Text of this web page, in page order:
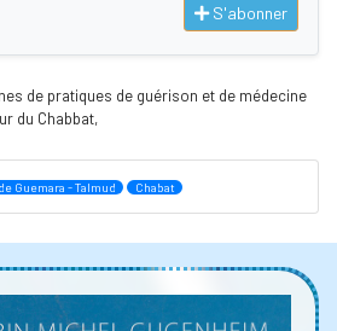
S'abonner
de pratiques de guérison et de médecine
du Chabbat,
Guemara - Talmud Chabat